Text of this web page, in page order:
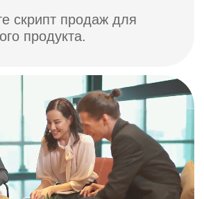
курса